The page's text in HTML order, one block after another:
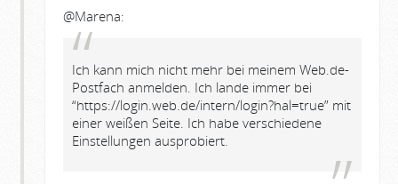
@Marena:
Ich kann mich nicht mehr bei meinem Web.de-
Postfach anmelden. Ich lande immer bei
“https://login.web.de/intern/login?hal=true” mit
einer weißen Seite. Ich habe verschiedene
Einstellungen ausprobiert.